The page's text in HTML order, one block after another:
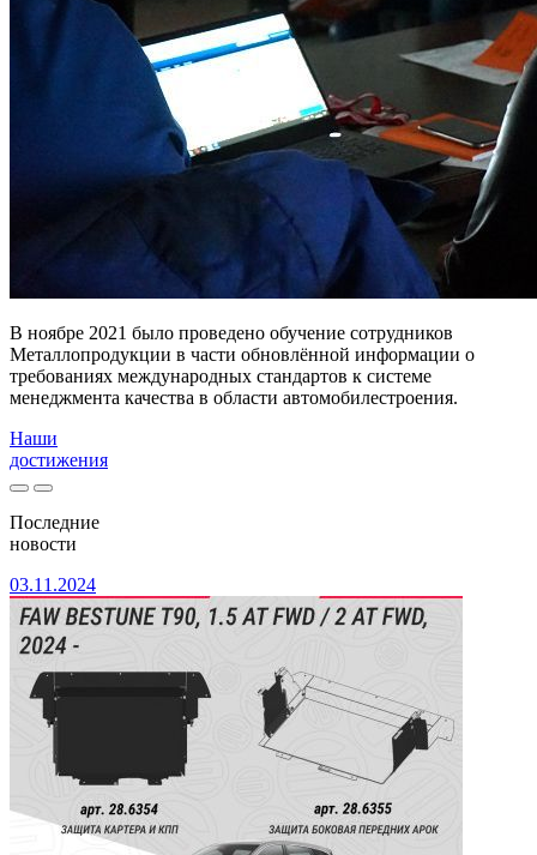
В ноябре 2021 было проведено обучение сотрудников
Металлопродукции в части обновлённой информации о
требованиях международных стандартов к системе
менеджмента качества в области автомобилестроения.
Наши
достижения
Последние
новости
03.11.2024